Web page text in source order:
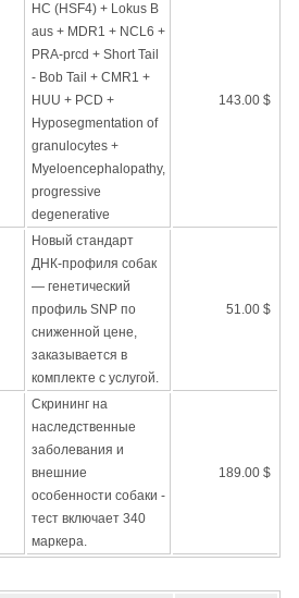
HC (HSF4) + Lokus B
aus + MDR1 + NCL6 +
PRA-prcd + Short Tail
- Bob Tail + CMR1 +
HUU + PCD +
Hyposegmentation of
granulocytes +
Myeloencephalopathy,
progressive
degenerative
143.00 $
Новый стандарт
ДНК-профиля собак
— генетический
профиль SNP по
сниженной цене,
заказывается в
комплекте с услугой.
51.00 $
Скрининг на
наследственные
заболевания и
внешние
особенности собаки -
тест включает 340
маркера.
189.00 $